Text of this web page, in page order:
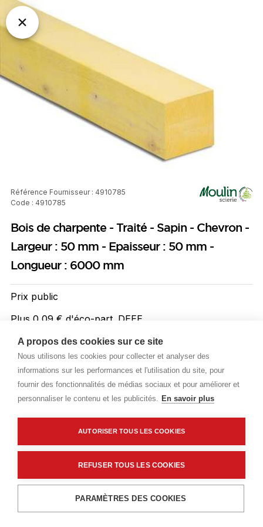
A propos des cookies sur ce site
Nous utilisons les cookies pour collecter et analyser des
informations sur les performances et l'utilisation du site, pour
fournir des fonctionnalités de médias sociaux et pour améliorer et
personnaliser le contenu et les publicités. En savoir plus
AUTORISER TOUS LES COOKIES
REFUSER TOUS LES COOKIES
PARAMÈTRES DES COOKIES
Référence Fournisseur : 4910785
Code : 4910785
Bois de charpente - Traité - Sapin - Chevron -
Largeur : 50 mm - Epaisseur : 50 mm -
Longueur : 6000 mm
Prix public
Plus 0,09 € d'éco-part. DEEE
2,34 €TTC/ML
Livraisons & enlèvement
Caractéristiques techniques
Ajouter au panier